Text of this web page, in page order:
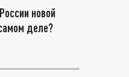
новой
деле?